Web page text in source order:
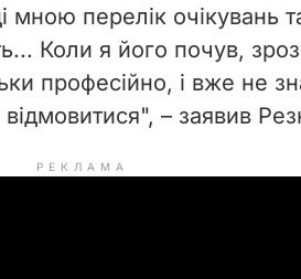
мною перелік очікувань
Коли я його почув,
професійно, і вже не
– заявив
РЕКЛАМА